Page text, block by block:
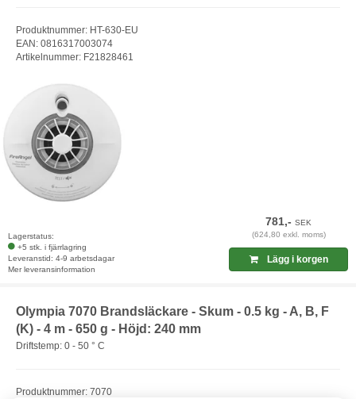
Produktnummer: HT-630-EU
EAN: 0816317003074
Artikelnummer: F21828461
Lagerstatus:
+5 stk. i fjärrlagring
Leveranstid: 4-9 arbetsdagar
Mer leveransinformation
781,-SEK
(624,80 exkl. moms)
Lägg i korgen
Olympia 7070 Brandsläckare - Skum - 0.5 kg - A, B, F
(K) - 4 m - 650 g - Höjd: 240 mm
Driftstemp: 0 - 50 ° C
Produktnummer: 7070